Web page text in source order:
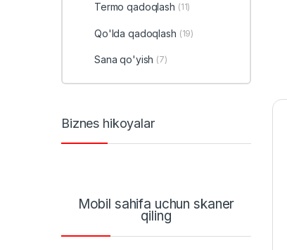
Termo qadoqlash (11)
Qo'lda qadoqlash (19)
Sana qo'yish (7)
Biznes hikoyalar
Mobil sahifa uchun skaner
qiling